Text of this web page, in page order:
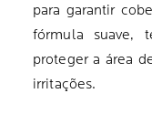
para garantir
fórmula suave,
proteger a área
irritações.